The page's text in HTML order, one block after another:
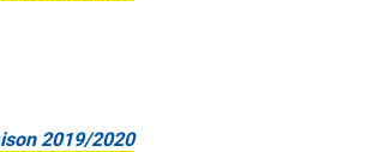
2019/2020